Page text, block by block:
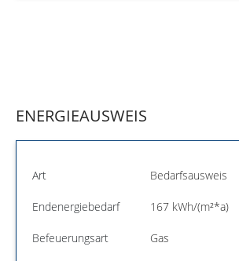
ENERGIEAUSWEIS
Art Bedarfsausweis
Endenergiebedarf 167 kWh/(m²*a)
Befeuerungsart Gas